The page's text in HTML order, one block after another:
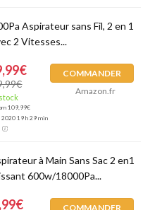
Aspirateur sans Fil, 2 en 1
2 Vitesses...
109,99€
2020 19 h 29 min
COMMANDER
Amazon.fr
à Main Sans Sac 2 en1
600w/18000Pa...
COMMANDER